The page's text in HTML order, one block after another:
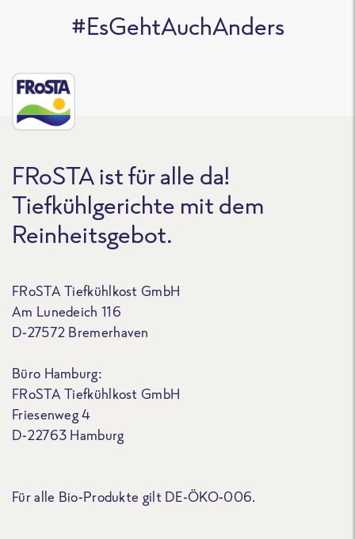
#EsGehtAuchAnders
FRoSTA ist für alle da!
Tiefkühlgerichte mit dem
Reinheitsgebot.
FRoSTA Tiefkühlkost GmbH
Am Lunedeich 116
D-27572 Bremerhaven
Büro Hamburg:
FRoSTA Tiefkühlkost GmbH
Friesenweg 4
D-22763 Hamburg
Für alle Bio-Produkte gilt DE-ÖKO-006.